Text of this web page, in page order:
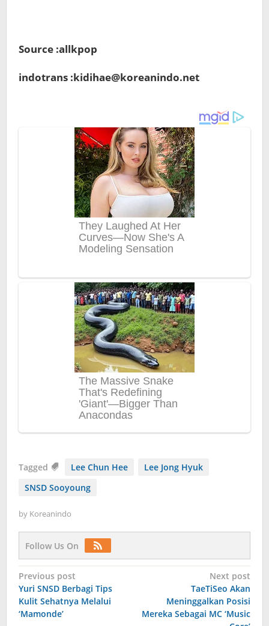
Source :allkpop
indotrans :kidihae@koreanindo.net
Tagged Lee Chun Hee
Lee Jong Hyuk
SNSD Sooyoung
by Koreanindo
Follow Us On
Post
navigation
Previous post
Yuri SNSD Berbagi Tips
Kulit Sehatnya Melalui
‘Mamonde’
Next post
TaeTiSeo Akan
Meninggalkan Posisi
Mereka Sebagai MC ‘Music